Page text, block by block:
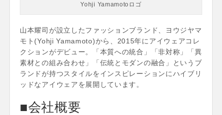
Yohji Yamamotoロゴ
山本耀司が設立したファッションブランド、ヨウジヤマ
モト(Yohji Yamamoto)から、2015年にアイウェアコレ
クションがデビュー。「本質への統合」「非対称」「異
素材との組み合わせ」「伝統とモダンの融合」というブ
ランドが持つスタイルをインスピレーションにハイブリ
ッドなアイウェアを展開しています。
■会社概要